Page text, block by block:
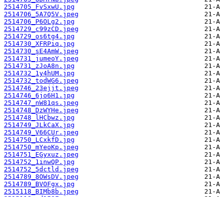
2514705_FvSxwU.jpg
2514706_5A7Q5V.jpeg
2514706_P6OLg2.jpg
2514729_c99zCD.jpeg
2514729_os6tg4.jpg
2514730_XFRPiq.jpg
2514730_sE4AmW.jpeg
2514731_jumeoY.jpeg
2514731_zJoA8n.jpg
2514732_1y4hUM.jpg
2514732_todWG6.jpeg
2514746_23ejjt.jpeg
2514746_6jo6H1.jpg
2514747_nW81qs.jpeg
2514748_DzWYHe.jpeg
2514748_lHCbwz.jpg
2514749_JLkCaX.jpg
2514749_V66CUr.jpeg
2514750_LCxkfD.jpg
2514750_mYeoKp.jpeg
2514751_EGyxuz.jpeg
2514752_1inwQP.jpg
2514752_5dctld.jpeg
2514789_8OWsDV.jpeg
2514789_BVOFgx.jpg
2515118_BIMb8b.jpeg